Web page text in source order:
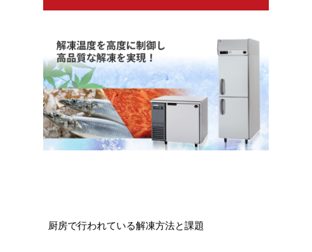
厨房で行われている解凍方法と課題